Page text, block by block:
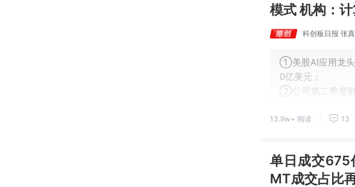
模式 机构：
科创板日报 张真
①美股AI应用龙头
0亿美元；
②公司第二季度
③首席执行官亚历
13.9w+ 阅读 13
单日成交675
MT成交占比